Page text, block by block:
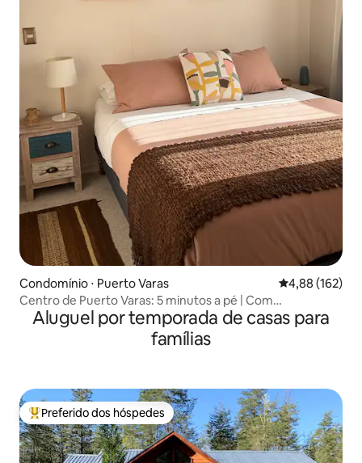
Condomínio ⋅ Puerto Varas 4,88 de uma
4,88 (162)
Centro de Puerto Varas: 5 minutos a pé | Com
estacionamento
Aluguel por temporada de casas para
famílias
Entre os melhores preferidos dos hóspedes
Preferido dos hóspedes